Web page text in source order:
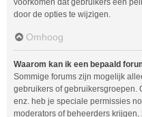
voorkomen dat gebruikers een
door de opties te wijzigen.
Omhoog
Waarom kan ik een bepaald
Sommige forums zijn mogelijk
gebruikers of gebruikersgroepen.
enz. heb je speciale permissies
moderators of beheerders